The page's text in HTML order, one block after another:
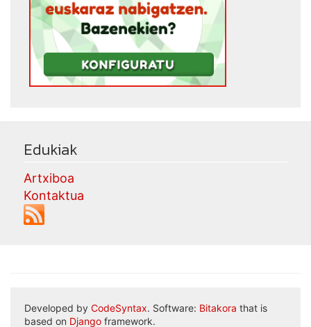
Edukiak
Artxiboa
Kontaktua
Developed by CodeSyntax. Software: Bitakora that is
based on Django framework.